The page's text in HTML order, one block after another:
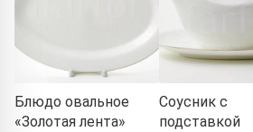
Блюдо овальное
«Золотая лента»
Соусник с
подставкой